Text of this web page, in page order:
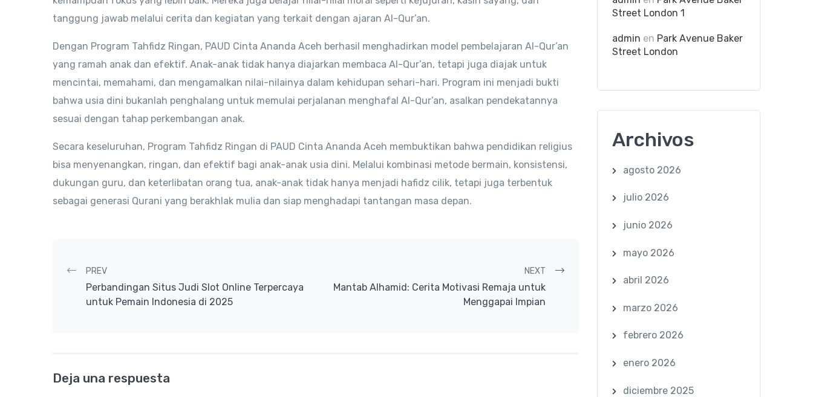
tanggung jawab melalui cerita dan kegiatan yang terkait dengan ajaran Al-Qur’an.
Dengan Program Tahfidz Ringan, PAUD Cinta Ananda Aceh berhasil menghadirkan model pembelajaran Al-Qur’an
yang ramah anak dan efektif. Anak-anak tidak hanya diajarkan membaca Al-Qur’an, tetapi juga diajak untuk
mencintai, memahami, dan mengamalkan nilai-nilainya dalam kehidupan sehari-hari. Program ini menjadi bukti
bahwa usia dini bukanlah penghalang untuk memulai perjalanan menghafal Al-Qur’an, asalkan pendekatannya
sesuai dengan tahap perkembangan anak.
Secara keseluruhan, Program Tahfidz Ringan di PAUD Cinta Ananda Aceh membuktikan bahwa pendidikan religius
bisa menyenangkan, ringan, dan efektif bagi anak-anak usia dini. Melalui kombinasi metode bermain, konsistensi,
dukungan guru, dan keterlibatan orang tua, anak-anak tidak hanya menjadi hafidz cilik, tetapi juga terbentuk
sebagai generasi Qurani yang berakhlak mulia dan siap menghadapi tantangan masa depan.
Post navigation
PREV
Perbandingan Situs Judi Slot Online Terpercaya
untuk Pemain Indonesia di 2025
NEXT
Mantab Alhamid: Cerita Motivasi Remaja untuk
Menggapai Impian
Deja una respuesta
Street London 1
admin en Park Avenue Baker
Street London
Archivos
agosto 2026
julio 2026
junio 2026
mayo 2026
abril 2026
marzo 2026
febrero 2026
enero 2026
diciembre 2025